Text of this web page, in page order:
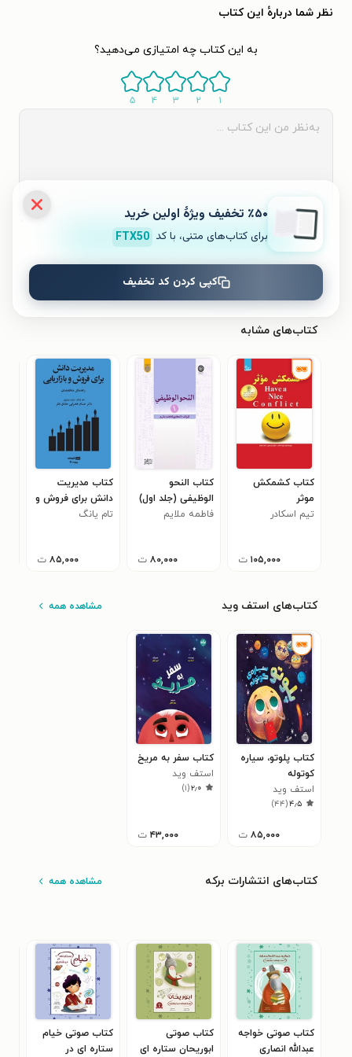
نظر شما دربارهٔ این کتاب
به این کتاب چه امتیازی می‌دهید؟
۱ ۲ ۳ ۴ ۵
ثبت نظر
نظری برای کتاب ثبت نشده است.
کتاب‌های مشابه
کتاب کشمکش
موثر
تیم اسکادر
۱۰۵,۰۰۰ ت
کتاب النحو
الوظیفی (جلد اول)
فاطمه ملایم
۸۰,۰۰۰ ت
کتاب مدیریت
دانش برای فروش و
بازاریابی
تام یانگ
۸۵,۰۰۰ ت
کتاب‌های استف وید مشاهده همه
کتاب پلوتو، سیاره
کوتوله
استف وید
۴٫۵(۴۴)
۸۵,۰۰۰ ت
کتاب سفر به مریخ
استف وید
۲٫۰(۱)
۴۳,۰۰۰ ت
کتاب‌های انتشارات برکه مشاهده همه
کتاب صوتی خواجه
عبدالله انصاری
کتاب صوتی
ابوریحان ستاره ای
کتاب صوتی خیام
ستاره ای در
٪۵۰ تخفیف ویژۀ اولین خرید
برای کتاب‌های متنی، با کد FTX50
کپی کردن کد تخفیف